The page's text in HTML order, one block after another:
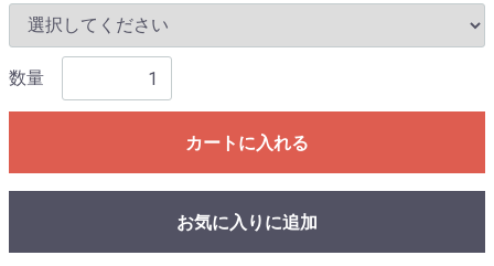
数量
カートに入れる
お気に入りに追加